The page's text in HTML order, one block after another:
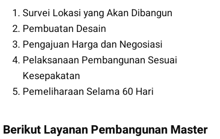
Survei Lokasi yang Akan Dibangun
Pembuatan Desain
Pengajuan Harga dan Negosiasi
Pelaksanaan Pembangunan Sesuai
Kesepakatan
Pemeliharaan Selama 60 Hari
Berikut Layanan Pembangunan Master